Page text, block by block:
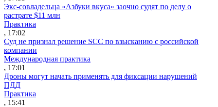
Экс-совладельца «Азбуки вкуса» заочно судят по делу о
растрате $11 млн
Практика
, 17:02
Суд не признал решение SCC по взысканию с российской
компании
Международная практика
, 17:01
Дроны могут начать применять для фиксации нарушений
ПДД
Практика
, 15:41